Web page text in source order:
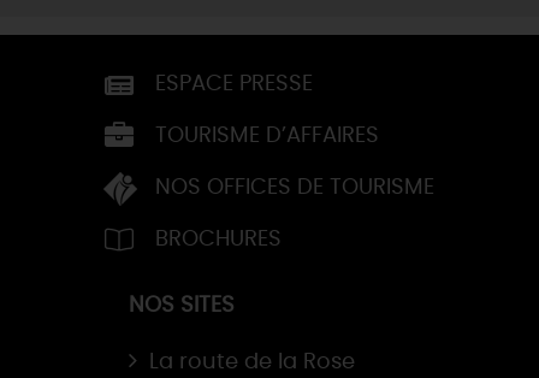
ESPACE PRESSE
TOURISME D’AFFAIRES
NOS OFFICES DE TOURISME
BROCHURES
NOS SITES
La route de la Rose